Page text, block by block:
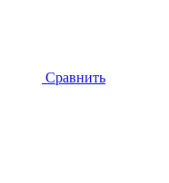
Сравнить